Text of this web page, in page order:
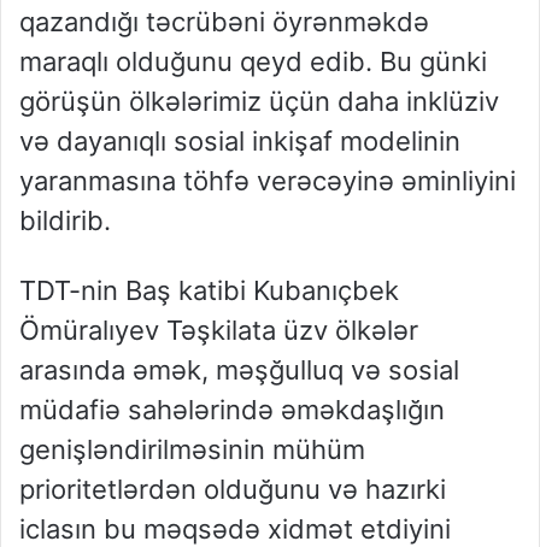
qazandığı təcrübəni öyrənməkdə
maraqlı olduğunu qeyd edib. Bu günki
görüşün ölkələrimiz üçün daha inklüziv
və dayanıqlı sosial inkişaf modelinin
yaranmasına töhfə verəcəyinə əminliyini
bildirib.
TDT-nin Baş katibi Kubanıçbek
Ömüralıyev Təşkilata üzv ölkələr
arasında əmək, məşğulluq və sosial
müdafiə sahələrində əməkdaşlığın
genişləndirilməsinin mühüm
prioritetlərdən olduğunu və hazırki
iclasın bu məqsədə xidmət etdiyini